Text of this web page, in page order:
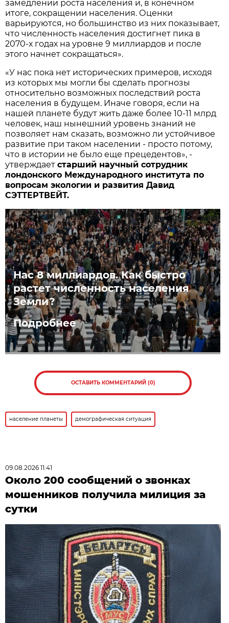
замедлении роста населения и, в конечном
итоге, сокращении населения. Оценки
варьируются, но большинство из них показывает,
что численность населения достигнет пика в
2070-х годах на уровне 9 миллиардов и после
этого начнет сокращаться».
«У нас пока нет исторических примеров, исходя
из которых мы могли бы сделать прогнозы
относительно возможных последствий роста
населения в будущем. Иначе говоря, если на
нашей планете будут жить даже более 10-11 млрд
человек, наш нынешний уровень знаний не
позволяет нам сказать, возможно ли устойчивое
развитие при таком населении - просто потому,
что в истории не было еще прецедентов», -
утверждаетстарший научный сотрудник
лондонского Международного института по
вопросам экологии и развития Давид
СЭТТЕРТВЕЙТ.
Нас 8 миллиардов. Как быстро
растет численность населения
Земли?
Подробнее
ОСТАВИТЬ КОММЕНТАРИЙ (0)
население планеты демографическая ситуация
09.08.2026 11:41
Около 200 сообщений о звонках
мошенников получила милиция за
сутки